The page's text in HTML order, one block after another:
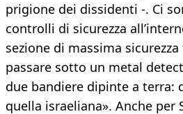
prigione dei dissidenti -. Ci
controlli di sicurezza
sezione di massima
passare sotto un metal
due bandiere dipinte a terra:
quella israeliana». Anche per